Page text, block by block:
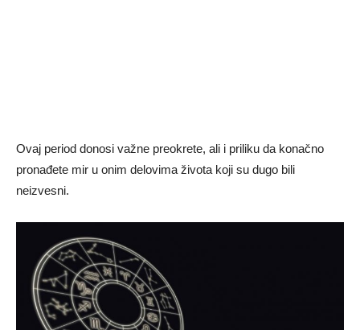
Ovaj period donosi važne preokrete, ali i priliku da konačno
pronađete mir u onim delovima života koji su dugo bili
neizvesni.